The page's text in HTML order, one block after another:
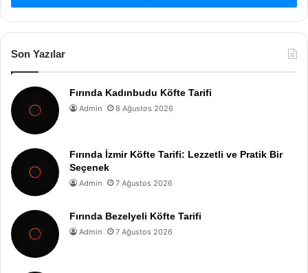
Son Yazılar
Fırında Kadınbudu Köfte Tarifi
Admin 8 Ağustos 2026
Fırında İzmir Köfte Tarifi: Lezzetli ve Pratik Bir
Seçenek
Admin 7 Ağustos 2026
Fırında Bezelyeli Köfte Tarifi
Admin 7 Ağustos 2026